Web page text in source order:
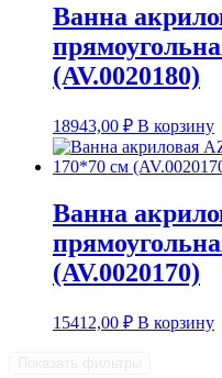
Ванна
(AV.0020180)
18943,00 ₽ В корзину
Ванна
(AV.0020170)
15412,00 ₽ В корзину